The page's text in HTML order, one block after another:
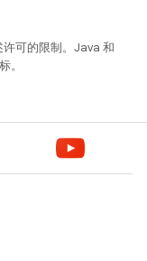
许可的限制。Java 和
。